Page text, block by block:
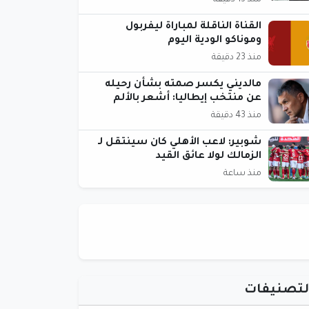
القناة الناقلة لمباراة ليفربول
وموناكو الودية اليوم
منذ 23 دقيقة
مالديني يكسر صمته بشأن رحيله
عن منتخب إيطاليا: أشعر بالألم
منذ 43 دقيقة
شوبير: لاعب الأهلي كان سينتقل لـ
الزمالك لولا عائق القيد
منذ ساعة